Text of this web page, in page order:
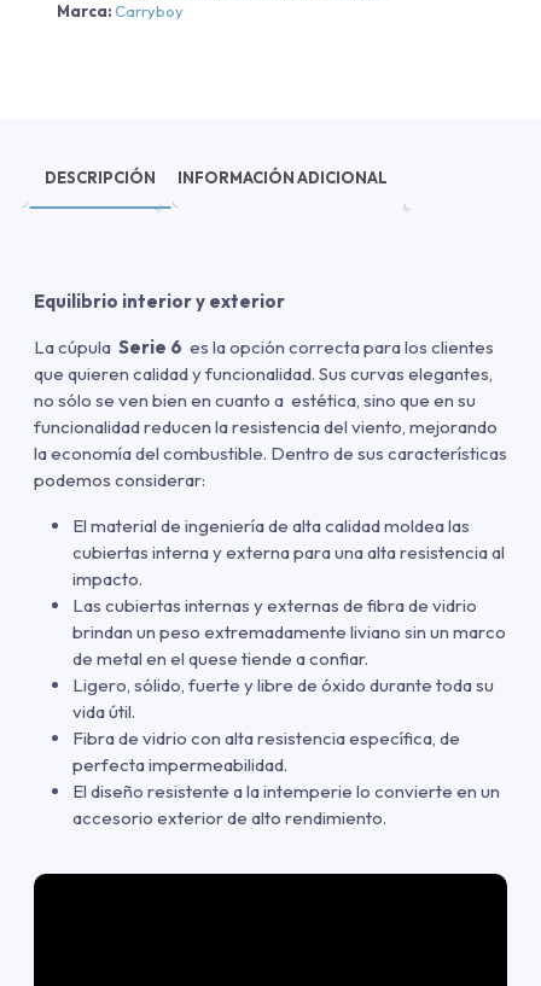
Marca:Carryboy
DESCRIPCIÓN INFORMACIÓN ADICIONAL
Equilibrio interior y exterior
La cúpula Serie 6 es la opción correcta para los clientes
que quieren calidad y funcionalidad. Sus curvas elegantes,
no sólo se ven bien en cuanto a estética, sino que en su
funcionalidad reducen la resistencia del viento, mejorando
la economía del combustible. Dentro de sus características
podemos considerar:
El material de ingeniería de alta calidad moldea las
cubiertas interna y externa para una alta resistencia al
impacto.
Las cubiertas internas y externas de fibra de vidrio
brindan un peso extremadamente liviano sin un marco
de metal en el quese tiende a confiar.
Ligero, sólido, fuerte y libre de óxido durante toda su
vida útil.
Fibra de vidrio con alta resistencia específica, de
perfecta impermeabilidad.
El diseño resistente a la intemperie lo convierte en un
accesorio exterior de alto rendimiento.